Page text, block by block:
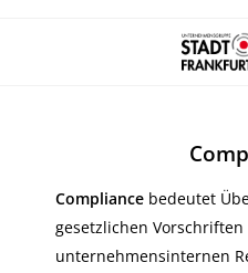
Compliance bedeutet
gesetzlichen Vorschriften
unternehmensinternen